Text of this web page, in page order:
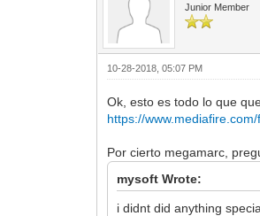
Junior Member
10-28-2018, 05:07 PM
Ok, esto es todo lo que
https://
Por cierto megamarc,
mysoft Wrote:
i didnt did anything